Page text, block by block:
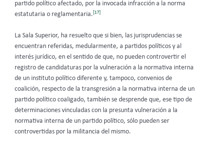
partido político afectado, por la invocada infracción a la norma
estatutaria o reglamentaria.[17]
La Sala Superior, ha resuelto que si bien, las jurisprudencias se
encuentran referidas, medularmente, a partidos políticos y al
interés jurídico, en el sentido de que, no pueden controvertir el
registro de candidaturas por la vulneración a la normativa interna
de un instituto político diferente y, tampoco, convenios de
coalición, respecto de la transgresión a la normativa interna de un
partido político coaligado, también se desprende que, ese tipo de
determinaciones vinculadas con la presunta vulneración a la
normativa interna de un partido político, sólo pueden ser
controvertidas por la militancia del mismo.